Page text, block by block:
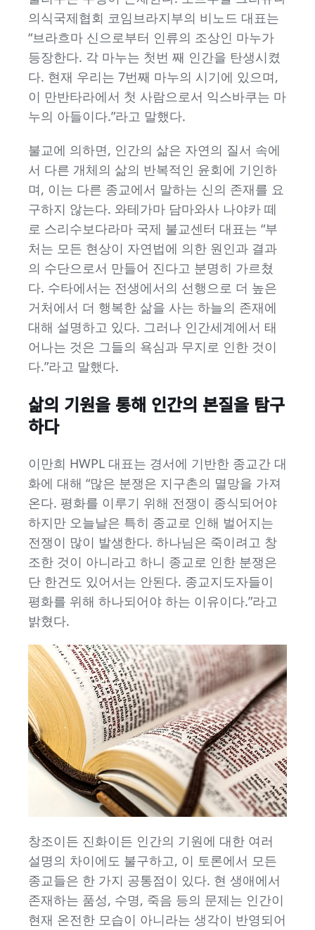
의식국제협회 코임브라지부의 비노드 대표는
“브라흐마 신으로부터 인류의 조상인 마누가
등장한다. 각 마누는 첫번 째 인간을 탄생시켰
다. 현재 우리는 7번째 마누의 시기에 있으며,
이 만반타라에서 첫 사람으로서 익스바쿠는 마
누의 아들이다.”라고 말했다.
불교에 의하면, 인간의 삶은 자연의 질서 속에
서 다른 개체의 삶의 반복적인 윤회에 기인하
며, 이는 다른 종교에서 말하는 신의 존재를 요
구하지 않는다. 와테가마 담마와사 나야카 떼
로 스리수보다라마 국제 불교센터 대표는 “부
처는 모든 현상이 자연법에 의한 원인과 결과
의 수단으로서 만들어 진다고 분명히 가르쳤
다. 수타에서는 전생에서의 선행으로 더 높은
거처에서 더 행복한 삶을 사는 하늘의 존재에
대해 설명하고 있다. 그러나 인간세계에서 태
어나는 것은 그들의 욕심과 무지로 인한 것이
다.”라고 말했다.
삶의 기원을 통해 인간의 본질을 탐구
하다
이만희 HWPL 대표는 경서에 기반한 종교간 대
화에 대해 “많은 분쟁은 지구촌의 멸망을 가져
온다. 평화를 이루기 위해 전쟁이 종식되어야
하지만 오늘날은 특히 종교로 인해 벌어지는
전쟁이 많이 발생한다. 하나님은 죽이려고 창
조한 것이 아니라고 하니 종교로 인한 분쟁은
단 한건도 있어서는 안된다. 종교지도자들이
평화를 위해 하나되어야 하는 이유이다.”라고
밝혔다.
창조이든 진화이든 인간의 기원에 대한 여러
설명의 차이에도 불구하고, 이 토론에서 모든
종교들은 한 가지 공통점이 있다. 현 생애에서
존재하는 품성, 수명, 죽음 등의 문제는 인간이
현재 온전한 모습이 아니라는 생각이 반영되어